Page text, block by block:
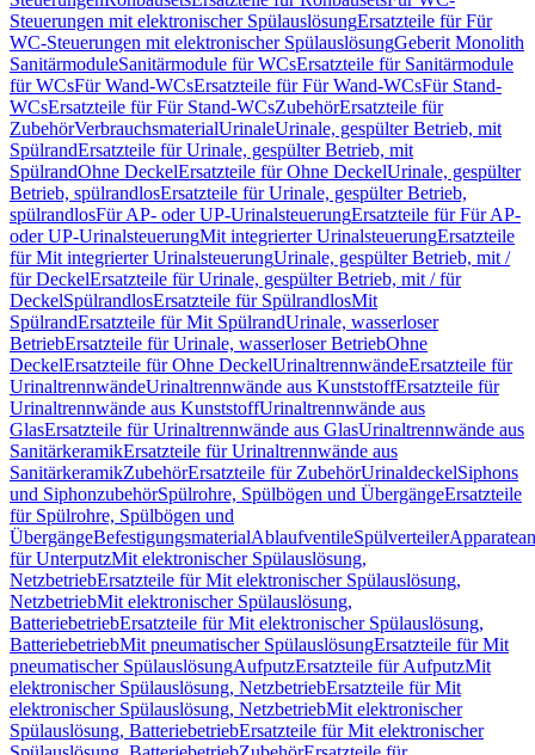
Steuerungen mit elektronischer SpülauslösungErsatzteile für Für
WC-Steuerungen mit elektronischer SpülauslösungGeberit Monolith
SanitärmoduleSanitärmodule für WCsErsatzteile für Sanitärmodule
für WCsFür Wand-WCsErsatzteile für Für Wand-WCsFür Stand-
WCsErsatzteile für Für Stand-WCsZubehörErsatzteile für
ZubehörVerbrauchsmaterialUrinaleUrinale, gespülter Betrieb, mit
SpülrandErsatzteile für Urinale, gespülter Betrieb, mit
SpülrandOhne DeckelErsatzteile für Ohne DeckelUrinale, gespülter
Betrieb, spülrandlosErsatzteile für Urinale, gespülter Betrieb,
spülrandlosFür AP- oder UP-UrinalsteuerungErsatzteile für Für AP-
oder UP-UrinalsteuerungMit integrierter UrinalsteuerungErsatzteile
für Mit integrierter UrinalsteuerungUrinale, gespülter Betrieb, mit /
für DeckelErsatzteile für Urinale, gespülter Betrieb, mit / für
DeckelSpülrandlosErsatzteile für SpülrandlosMit
SpülrandErsatzteile für Mit SpülrandUrinale, wasserloser
BetriebErsatzteile für Urinale, wasserloser BetriebOhne
DeckelErsatzteile für Ohne DeckelUrinaltrennwändeErsatzteile für
UrinaltrennwändeUrinaltrennwände aus KunststoffErsatzteile für
Urinaltrennwände aus KunststoffUrinaltrennwände aus
GlasErsatzteile für Urinaltrennwände aus GlasUrinaltrennwände aus
SanitärkeramikErsatzteile für Urinaltrennwände aus
SanitärkeramikZubehörErsatzteile für ZubehörUrinaldeckelSiphons
und SiphonzubehörSpülrohre, Spülbögen und ÜbergängeErsatzteile
für Spülrohre, Spülbögen und
ÜbergängeBefestigungsmaterialAblaufventileSpülverteiler
für UnterputzMit elektronischer Spülauslösung,
NetzbetriebErsatzteile für Mit elektronischer Spülauslösung,
NetzbetriebMit elektronischer Spülauslösung,
BatteriebetriebErsatzteile für Mit elektronischer Spülauslösung,
BatteriebetriebMit pneumatischer SpülauslösungErsatzteile für Mit
pneumatischer SpülauslösungAufputzErsatzteile für AufputzMit
elektronischer Spülauslösung, NetzbetriebErsatzteile für Mit
elektronischer Spülauslösung, NetzbetriebMit elektronischer
Spülauslösung, BatteriebetriebErsatzteile für Mit elektronischer